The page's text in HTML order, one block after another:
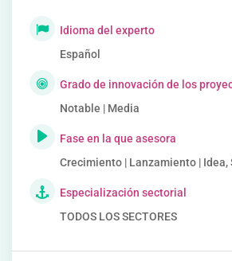
Idioma del experto
Español
Grado de innovación de los
Notable | Media
Fase en la que asesora
Crecimiento | Lanzamiento | Idea,
Especialización sectorial
TODOS LOS SECTORES